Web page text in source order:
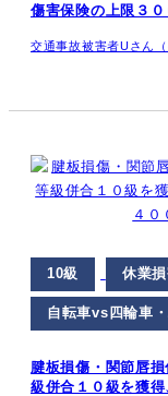
傷害保険の上限３
交通事故被害者Uさん
10級 休業
自転車vs四輪車
腱板損傷・関節唇
級併合１０級を獲